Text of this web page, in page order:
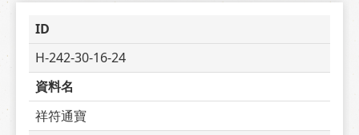
ID
H-242-30-16-24
資料名
祥符通寶